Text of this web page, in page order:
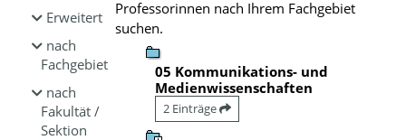
Erweitert
nach
Fachgebiet
nach
Fakultät /
Sektion
Professorinnen nach Ihrem Fachgebiet
suchen.
05 Kommunikations- und
Medienwissenschaften
2 Einträge